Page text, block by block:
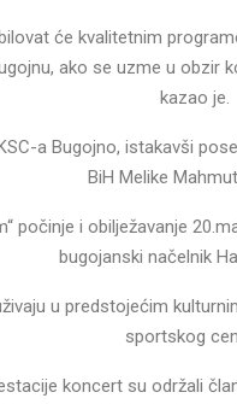
će kvalitetnim
ako se uzme u
kazao je.
a Bugojno, istakavši
BiH Melike
počinje i obilježavanje
bugojanski načelnik
u predstojećim
sportskog
koncert su održali